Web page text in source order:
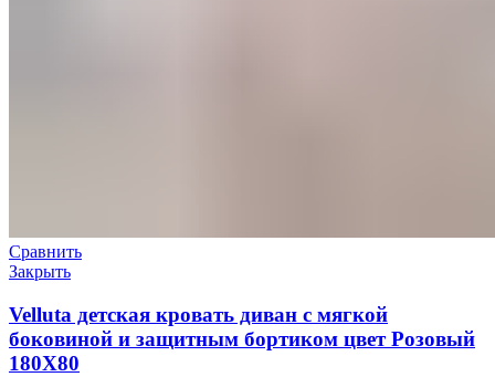
Сравнить
Закрыть
Velluta детская кровать диван с мягкой
боковиной и защитным бортиком цвет Розовый
180Х80